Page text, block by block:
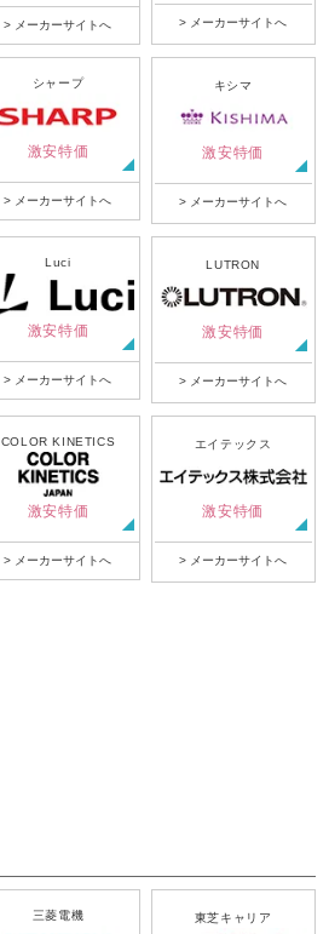
> メーカーサイトへ > メーカーサイトへ
シャープ
激安特価
> メーカーサイトへ
キシマ
激安特価
> メーカーサイトへ
Luci
激安特価
> メーカーサイトへ
LUTRON
激安特価
> メーカーサイトへ
COLOR KINETICS
激安特価
> メーカーサイトへ
エイテックス
激安特価
> メーカーサイトへ
三菱電機 東芝キャリア